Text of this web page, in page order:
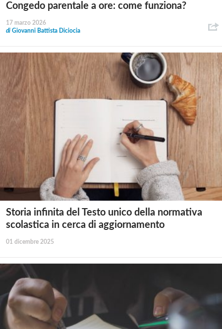
Congedo parentale a ore: come funziona?
17 marzo 2026
di Giovanni Battista Diciocia
Storia infinita del Testo unico della normativa
scolastica in cerca di aggiornamento
01 dicembre 2025